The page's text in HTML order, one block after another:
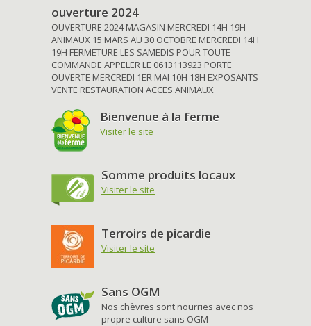
ouverture 2024
OUVERTURE 2024 MAGASIN MERCREDI 14H 19H
ANIMAUX 15 MARS AU 30 OCTOBRE MERCREDI 14H
19H FERMETURE LES SAMEDIS POUR TOUTE
COMMANDE APPELER LE 0613113923 PORTE
OUVERTE MERCREDI 1ER MAI 10H 18H EXPOSANTS
VENTE RESTAURATION ACCES ANIMAUX
Bienvenue à la ferme
Visiter le site
Somme produits locaux
Visiter le site
Terroirs de picardie
Visiter le site
Sans OGM
Nos chèvres sont nourries avec nos
propre culture sans OGM